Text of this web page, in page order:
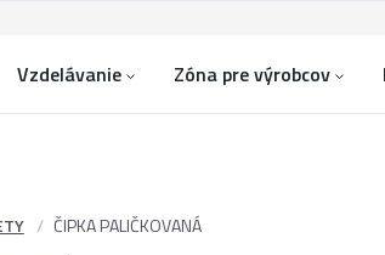
Vzdelávanie Zóna pre výrobcov
ČIPKA PALIČKOVANÁ